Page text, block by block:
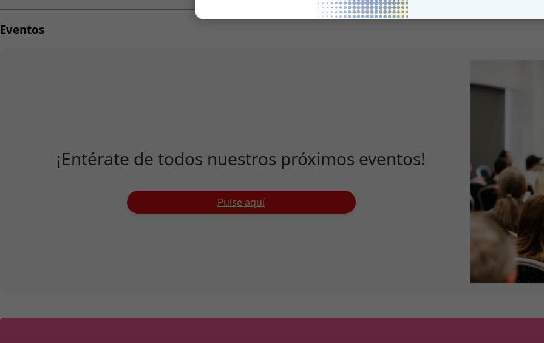
Eventos
¡Entérate de todos nuestros próximos eventos!
Pulse aquí